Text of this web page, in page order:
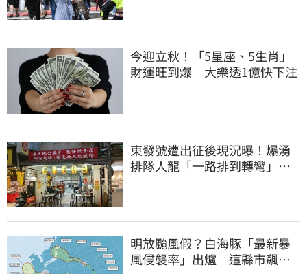
今迎立秋！「5星座、5生肖」
財運旺到爆 大樂透1億快下注
東發號遭出征後現況曝！爆湧
排隊人龍「一路排到轉彎」
明放颱風假？白海豚「最新暴
風侵襲率」出爐 這縣市飆